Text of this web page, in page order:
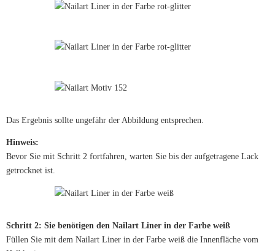
Das Ergebnis sollte ungefähr der Abbildung entsprechen.
Hinweis:
Bevor Sie mit Schritt 2 fortfahren, warten Sie bis der aufgetragene Lack
getrocknet ist.
Schritt 2: Sie benötigen den Nailart Liner in der Farbe weiß
Füllen Sie mit dem Nailart Liner in der Farbe weiß die Innenfläche vom